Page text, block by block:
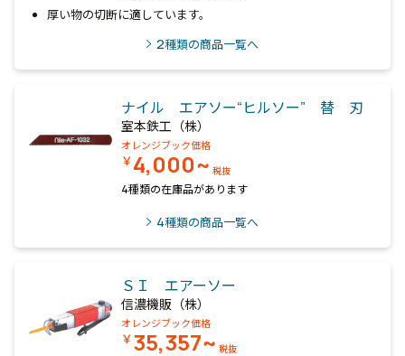
厚い物の切断に適しています。
2種類の商品一覧へ
ナイル エアソー“ヒルソー” 替 刃
室本鉄工（株）
オレンジブック価格
￥4,000~ 税抜
4種類の在庫品があります
4種類の商品一覧へ
ＳＩ エアーソー
信濃機販（株）
オレンジブック価格
￥35,357~ 税抜